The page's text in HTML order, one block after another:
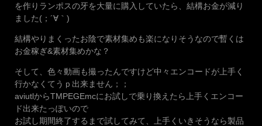
を作りランポスの牙を大量に購入していたら、結構お金が減り
ました(；´∀｀)
結構やりまくったお陰で素材集めも楽になりそうなので暫くは
お金稼ぎ&素材集めかな？
そして、色々動画も撮ったんですけど中々エンコードが上手く
行かなくてうｐ出来ません；；
aviutlからTMPEGEmcにお試しで乗り換えたら上手くエンコー
ド出来たっぽいので
お試し期間終了するまで試してみて、上手くいきそうなら製品